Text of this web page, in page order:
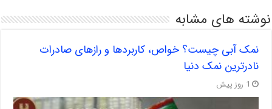
نوشته های مشابه
نمک آبی چیست؟ خواص، کاربردها و رازهای صادرات
نادرترین نمک دنیا
1 روز پیش